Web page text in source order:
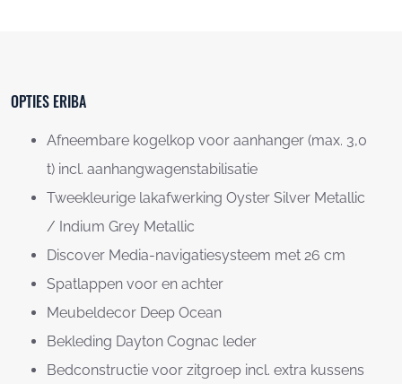
OPTIES ERIBA
Afneembare kogelkop voor aanhanger (max. 3,0
t) incl. aanhangwagenstabilisatie
Tweekleurige lakafwerking Oyster Silver Metallic
/ Indium Grey Metallic
Discover Media-navigatiesysteem met 26 cm
Spatlappen voor en achter
Meubeldecor Deep Ocean
Bekleding Dayton Cognac leder
Bedconstructie voor zitgroep incl. extra kussens